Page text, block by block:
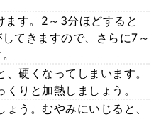
ます。2～3分ほどすると
てきますので、さらに7～
硬くなってしまいます。
りと加熱しましょう。
う。むやみにいじると、